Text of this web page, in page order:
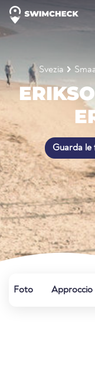
Svezia
Guarda le
Foto Approccio